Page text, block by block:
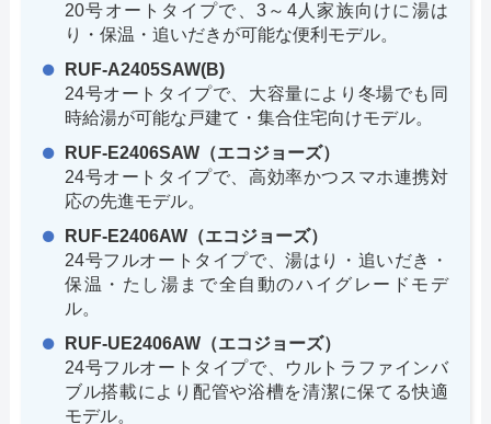
20号オートタイプで、3～4人家族向けに湯は
り・保温・追いだきが可能な便利モデル。
RUF-A2405SAW(B)
24号オートタイプで、大容量により冬場でも同
時給湯が可能な戸建て・集合住宅向けモデル。
RUF-E2406SAW（エコジョーズ）
24号オートタイプで、高効率かつスマホ連携対
応の先進モデル。
RUF-E2406AW（エコジョーズ）
24号フルオートタイプで、湯はり・追いだき・
保温・たし湯まで全自動のハイグレードモデ
ル。
RUF-UE2406AW（エコジョーズ）
24号フルオートタイプで、ウルトラファインバ
ブル搭載により配管や浴槽を清潔に保てる快適
モデル。